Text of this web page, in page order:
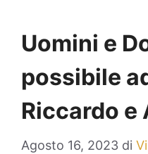
Uomini e
possibile
Riccardo e
Agosto 16, 2023 di